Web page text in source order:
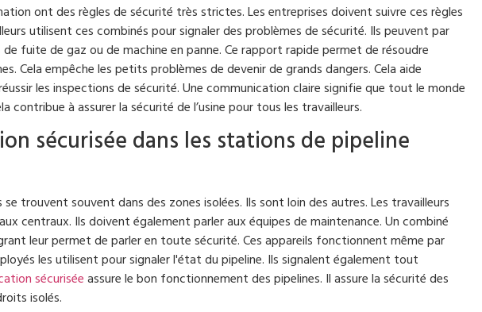
ont des règles de sécurité très strictes. Les entreprises doivent suivre ces règles
utilisent ces combinés pour signaler des problèmes de sécurité. Ils peuvent par
fuite de gaz ou de machine en panne. Ce rapport rapide permet de résoudre
Cela empêche les petits problèmes de devenir de grands dangers. Cela aide
les inspections de sécurité. Une communication claire signifie que tout le monde
contribue à assurer la sécurité de l’usine pour tous les travailleurs.
sécurisée dans les stations de pipeline
trouvent souvent dans des zones isolées. Ils sont loin des autres. Les travailleurs
centraux. Ils doivent également parler aux équipes de maintenance. Un combiné
leur permet de parler en toute sécurité. Ces appareils fonctionnent même par
les utilisent pour signaler l'état du pipeline. Ils signalent également tout
sécuriséeassure le bon fonctionnement des pipelines. Il assure la sécurité des
isolés.